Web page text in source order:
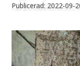
Publicerad: 2022-09-